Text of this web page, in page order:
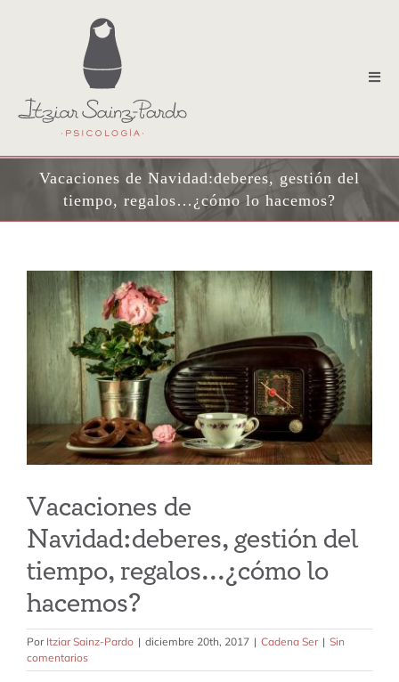
terapia individual
terapia emdr
terapia perinatal y crianza
terapia de pareja
sobre mi
contacto
tarifas
Vacaciones de Navidad:deberes, gestión del
tiempo, regalos…¿cómo lo hacemos?
Vacaciones de
Navidad:deberes, gestión del
tiempo, regalos…¿cómo lo
hacemos?
Por Itziar Sainz-Pardo | diciembre 20th, 2017 | Cadena Ser | Sin
comentarios